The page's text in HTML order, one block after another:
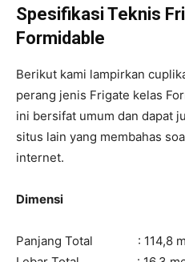
Spesifikasi Teknis
Formidable
Berikut kami lampirkan
perang jenis Frigate kelas
ini bersifat umum dan dapat
situs lain yang membahas
internet.
Dimensi
Panjang Total : 114,8